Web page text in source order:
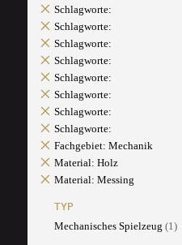
Schlagworte:
Schlagworte:
Schlagworte:
Schlagworte:
Schlagworte:
Schlagworte:
Schlagworte:
Schlagworte:
Fachgebiet: Mechanik
Material: Holz
Material: Messing
TYP
Mechanisches Spielzeug (1)